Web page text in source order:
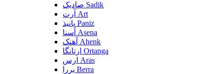
صادیک Sadik
آرت Art
پانیذ Paniz
آسنا Asena
آهنک Ahenk
ارتانگا Ortanga
ارس Aras
بررا Berra